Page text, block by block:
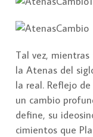
Tal vez,
la Atenas del
la real. Reflejo
un cambio
define, su
cimientos que